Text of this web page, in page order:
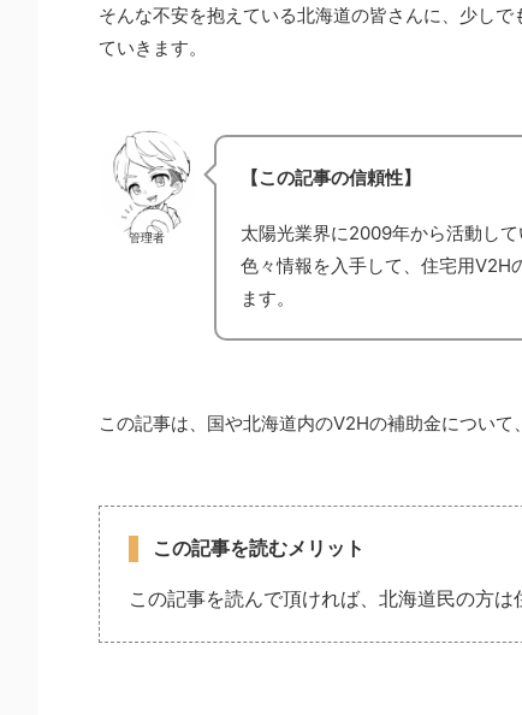
そんな不安を抱えている北海道の皆さんに、少し
ていきます。
管理者
【この記事の信頼性】
太陽光業界に2009年から活動し
色々情報を入手して、住宅用V2H
ます。
この記事は、国や北海道内のV2Hの補助金につい
この記事を読むメリット
この記事を読んで頂ければ、北海道民の方